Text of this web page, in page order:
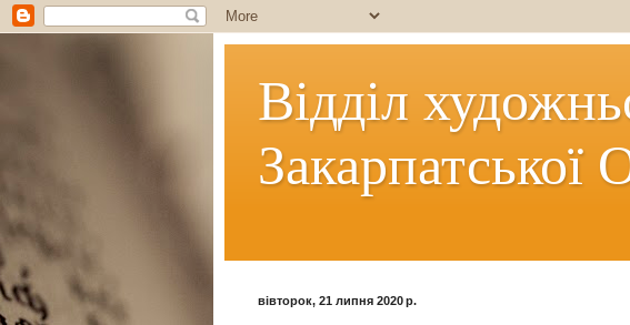
Відділ
вівторок, 21 липня 2020 р.